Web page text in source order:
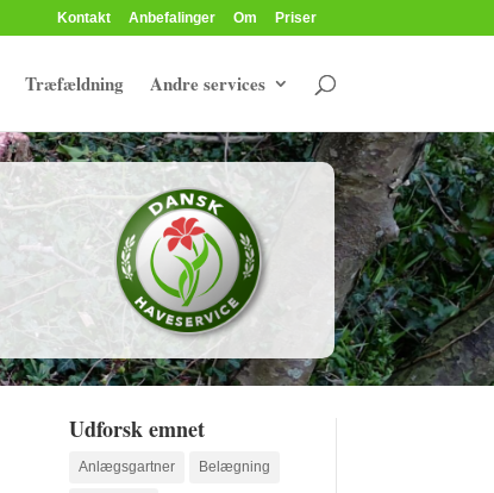
Kontakt Anbefalinger Om Priser
Træfældning Andre services
Udforsk emnet
Anlægsgartner Belægning